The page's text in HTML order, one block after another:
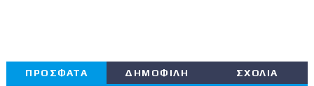
ΠΡΟΣΦΑΤΑ ΔΗΜΟΦΙΛΗ ΣΧΟΛΙΑ